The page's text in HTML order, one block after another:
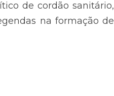
o ministro da Saúde Karl